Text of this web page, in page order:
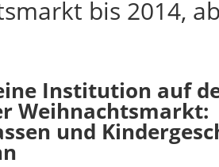
bis 2014,
Institution auf
Weihnachtsmarkt:
und